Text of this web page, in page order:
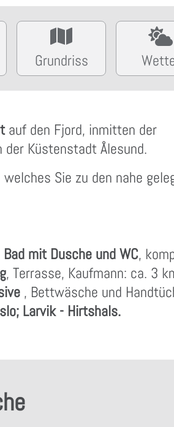
Grundriss
auf den Fjord, inmitten der
Küstenstadt Ålesund.
welches Sie zu den nahe
Bad mit Dusche und WC,
, Terrasse, Kaufmann: ca. 3
, Bettwäsche und
Larvik - Hirtshals.